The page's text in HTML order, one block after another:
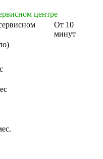
центре
От 10
минут